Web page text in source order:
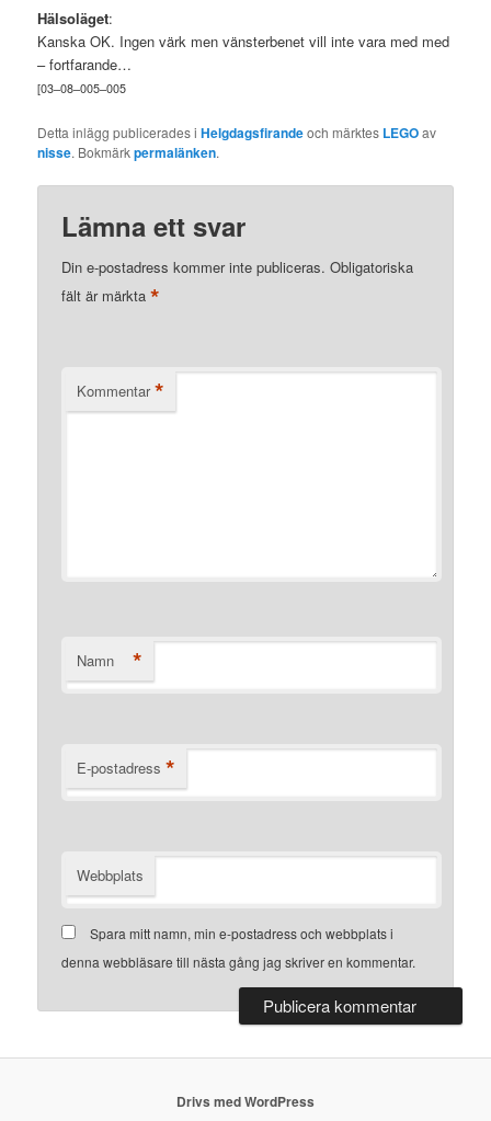
Hälsoläget:
Kanska OK. Ingen värk men vänsterbenet vill inte vara med med
– fortfarande…
[03–08–005–005
Detta inlägg publicerades iHelgdagsfirandeoch märktes LEGOav
nisse. Bokmärkpermalänken.
Lämna ett svar
Din e-postadress kommer inte publiceras. Obligatoriska
fält är märkta*
Kommentar *
Namn *
E-postadress *
Webbplats
Spara mitt namn, min e-postadress och webbplats i
denna webbläsare till nästa gång jag skriver en kommentar.
Drivs med WordPress